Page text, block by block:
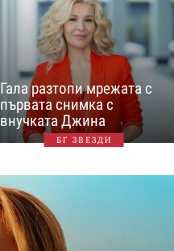
Гала разтопи мрежата с
първата снимка с
внучката Джина
БГ ЗВЕЗДИ